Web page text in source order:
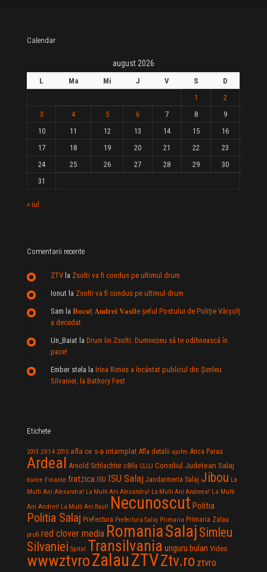
Calendar
august 2026
L Ma Mi J V S
D
1
2
3
4 5 6 7 8
9
10
11 12 13 14 15
16
17
18 19 20 21 22
23
24
25 26 27 28 29
30
31
« iul.
Comentarii recente
ZTV la Zsolti va fi condus pe ultimul drum
Ionut la Zsolti va fi condus pe ultimul drum
Sam la 𝐁𝐨𝐜𝐮ț 𝐀𝐧𝐝𝐫𝐞𝐢 𝐕𝐚𝐬𝐢𝐥e şeful Postului de Poliție Vârșolț
a decedat
Un_Baiat la Drum lin Zsolti. Dumnezeu sã te odihneascã în
pace!
Ember stela la Irina Rimes a încântat publicul din Şimleu
Silvaniei, la Bathory Fest
Etichete
2013 2014 2015 afla ce s-a intamplat Afla detalii ajofm Anca Parau
Ardeal Arnold Schlachter c8ilu CLUJ Consiliul Judetean Salaj
dance Finante fratzica ISU ISU Salaj Jandarmeria Salaj Jibou La
Multi Ani Alexandra! La Multi Ani Alexandru! La Multi Ani Andreea! La Multi
Ani Andrei! La Multi Ani Raul! Necunoscut Politia
Politia Salaj Prefectura Prefectura Salaj Primaria Primaria Zalau
profi red clover media RomaniaSalaj Simleu
Silvaniei Spital Transilvania unguru bulan Video
wwwztvroZalauZTVZtv.ro ztvro